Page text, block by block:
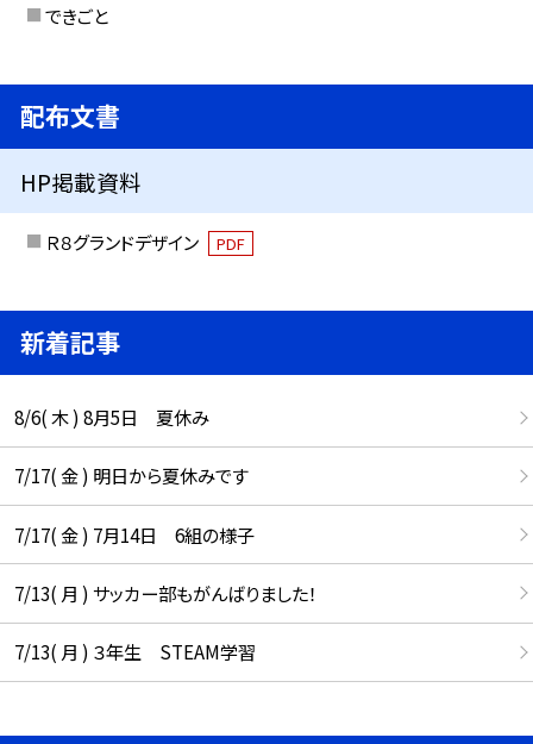
できごと
配布文書
HP掲載資料
Ｒ８グランドデザイン PDF
新着記事
8/6( 木 ) 8月5日 夏休み
7/17( 金 ) 明日から夏休みです
7/17( 金 ) 7月14日 6組の様子
7/13( 月 ) サッカー部もがんばりました！
7/13( 月 ) ３年生 STEAM学習